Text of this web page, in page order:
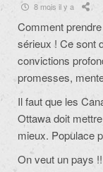
8 mois il y a
Comment
sérieux ! Ce sont
convictions
promesses,
Il faut que les
Ottawa doit
mieux. Populace
On veut un pays !!